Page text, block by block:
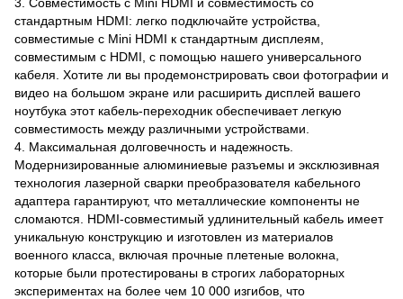
стандартным HDMI: легко подключайте устройства,
совместимые с Mini HDMI к стандартным дисплеям,
совместимым с HDMI, с помощью нашего универсального
кабеля. Хотите ли вы продемонстрировать свои фотографии и
видео на большом экране или расширить дисплей вашего
ноутбука этот кабель-переходник обеспечивает легкую
совместимость между различными устройствами.
4. Максимальная долговечность и надежность.
Модернизированные алюминиевые разъемы и эксклюзивная
технология лазерной сварки преобразователя кабельного
адаптера гарантируют, что металлические компоненты не
сломаются. HDMI-совместимый удлинительный кабель имеет
уникальную конструкцию и изготовлен из материалов
военного класса, включая прочные плетеные волокна,
которые были протестированы в строгих лабораторных
экспериментах на более чем 10 000 изгибов, что